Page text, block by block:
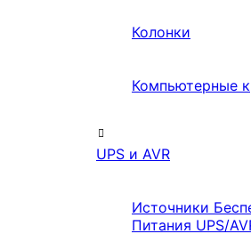
Колонки
Компьютерные
UPS и AVR
Источники
Питания UPS/